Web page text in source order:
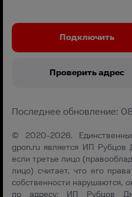
Подключить
Проверить адрес
Последнее обновление:
© 2020-2026.
gpon.ru является ИП Рубцов
если третье лицо
лицо) считает, что его
собственности нарушаются,
по адресу: ИП Рубцов